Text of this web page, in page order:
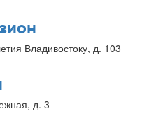
Владивостоку, д. 103
д. 3